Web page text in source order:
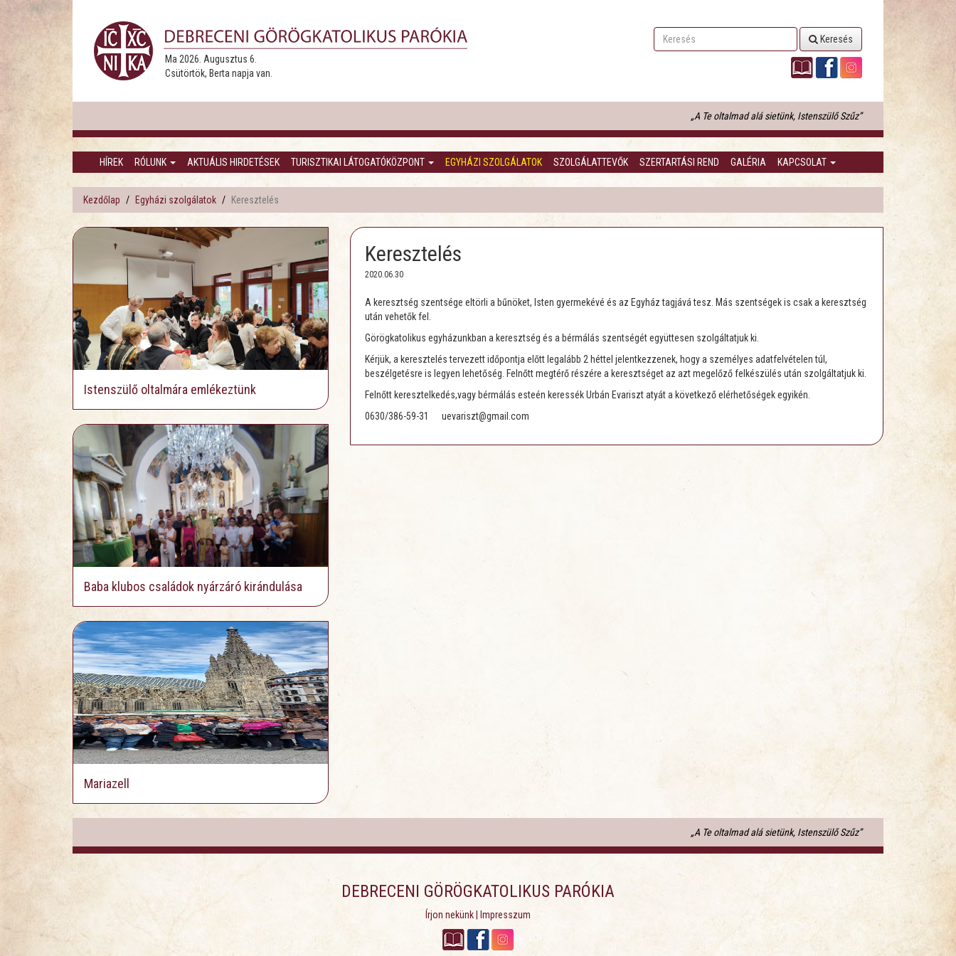
Ma 2026. Augusztus 6.
Csütörtök, Berta napja van.
Keresés
„A Te oltalmad alá sietünk, Istenszülő Szűz”
HÍREK RÓLUNK AKTUÁLIS HIRDETÉSEK TURISZTIKAI LÁTOGATÓKÖZPONT EGYHÁZI SZOLGÁLATOK SZOLGÁLATTEVŐK SZERTARTÁSI REND GALÉRIA KAPCSOLAT
Kezdőlap Egyházi szolgálatok Keresztelés
Istenszülő oltalmára emlékeztünk
Baba klubos családok nyárzáró kirándulása
Mariazell
Keresztelés
2020.06.30
A keresztség szentsége eltörli a bűnöket, Isten gyermekévé és az Egyház tagjává tesz. Más szentségek is csak a keresztség
után vehetők fel.
Görögkatolikus egyházunkban a keresztség és a bérmálás szentségét együttesen szolgáltatjuk ki.
Kérjük, a keresztelés tervezett időpontja előtt legalább 2 héttel jelentkezzenek, hogy a személyes adatfelvételen túl,
beszélgetésre is legyen lehetőség. Felnőtt megtérő részére a keresztséget az azt megelőző felkészülés után szolgáltatjuk ki.
Felnőtt keresztelkedés,vagy bérmálás esteén keressék Urbán Evariszt atyát a következő elérhetőségek egyikén.
0630/386-59-31 uevariszt@gmail.com
„A Te oltalmad alá sietünk, Istenszülő Szűz”
DEBRECENI GÖRÖGKATOLIKUS PARÓKIA
Írjon nekünk Impresszum